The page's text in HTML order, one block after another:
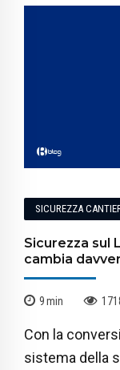
SICUREZZA
Sicurezza sul
cambia
9min
Con la
sistema della